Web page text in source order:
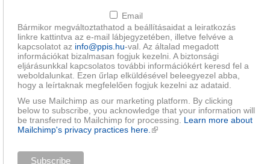
Email
Bármikor megváltoztathatod a beállításaidat a leiratkozás
linkre kattintva az e-mail lábjegyzetében, illetve felvéve a
kapcsolatot az info@ppis.hu-val. Az általad megadott
információkat bizalmasan fogjuk kezelni. A biztonsági
eljárásunkkal kapcsolatos további információkért keresd fel a
weboldalunkat. Ezen űrlap elküldésével beleegyezel abba,
hogy a leírtaknak megfelelően fogjuk kezelni az adataid.
We use Mailchimp as our marketing platform. By clicking
below to subscribe, you acknowledge that your information will
be transferred to Mailchimp for processing. Learn more about
Mailchimp's privacy practices here. (külső hivatkozás)